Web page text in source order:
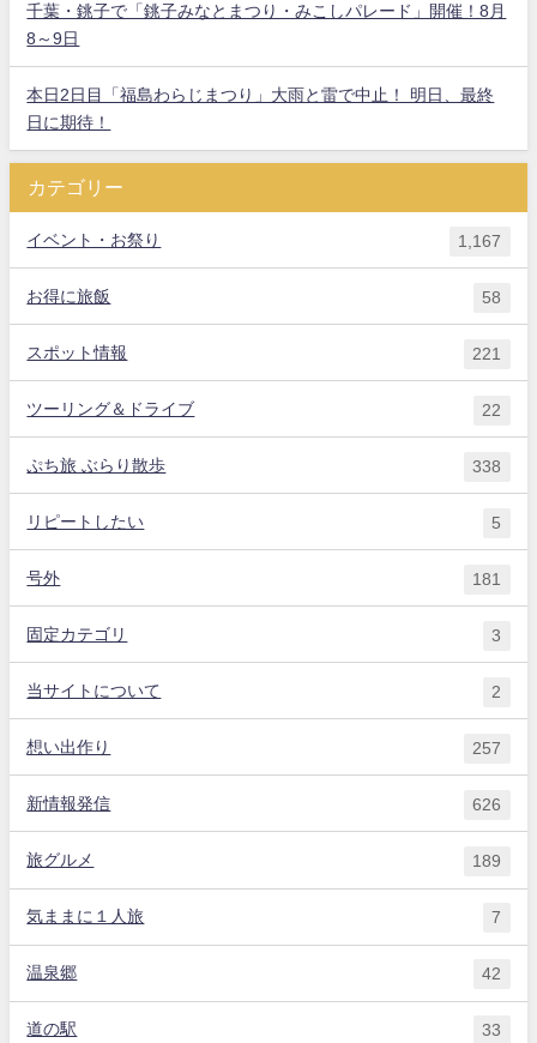
千葉・銚子で「銚子みなとまつり・みこしパレード」開催！8月
8～9日
本日2日目「福島わらじまつり」大雨と雷で中止！ 明日、最終
日に期待！
カテゴリー
イベント・お祭り 1,167
お得に旅飯 58
スポット情報 221
ツーリング＆ドライブ 22
ぷち旅 ぶらり散歩 338
リピートしたい 5
号外 181
固定カテゴリ 3
当サイトについて 2
想い出作り 257
新情報発信 626
旅グルメ 189
気ままに１人旅 7
温泉郷 42
道の駅 33